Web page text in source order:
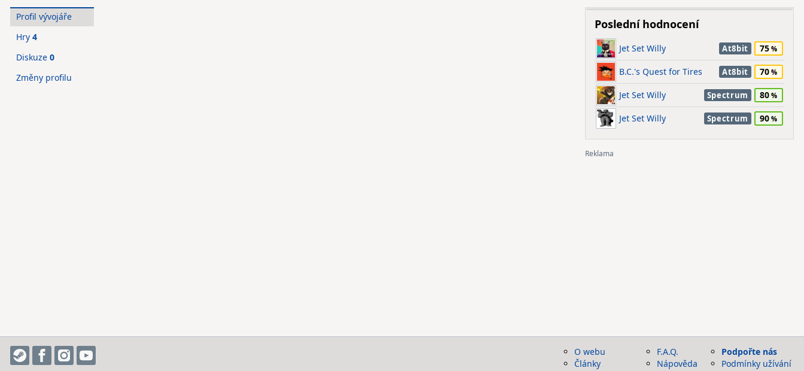
Profil vývojáře
Hry 4
Diskuze 0
Změny profilu
Poslední hodnocení
Jet Set Willy At8bit 75
B.C.'s Quest for Tires At8bit 70
Jet Set Willy Spectrum 80
Jet Set Willy Spectrum 90
O webu
Články
F.A.Q.
Nápověda
Podpořte nás
Podmínky užívání